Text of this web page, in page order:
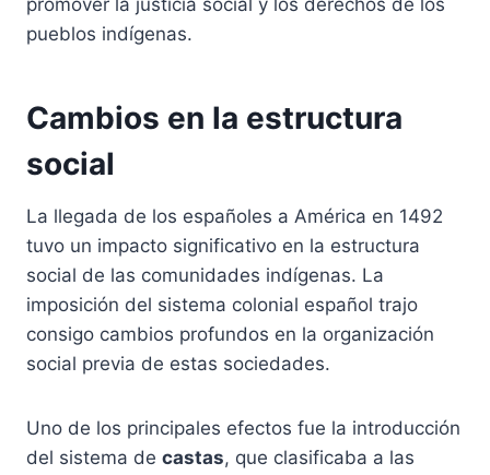
promover la justicia social y los derechos de los
pueblos indígenas.
Cambios en la estructura
social
La llegada de los españoles a América en 1492
tuvo un impacto significativo en la estructura
social de las comunidades indígenas. La
imposición del sistema colonial español trajo
consigo cambios profundos en la organización
social previa de estas sociedades.
Uno de los principales efectos fue la introducción
del sistema de castas, que clasificaba a las